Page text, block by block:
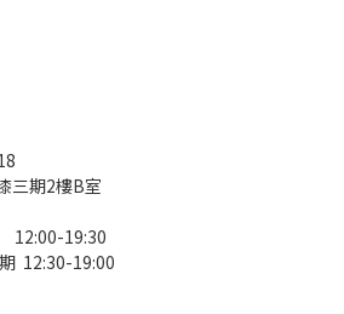
三期2樓B室
19:30
12:30-19:00